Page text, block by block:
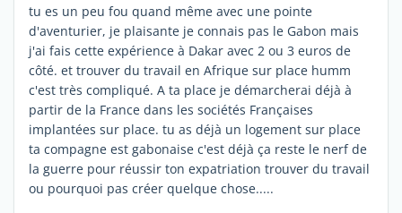
tu es un peu fou quand même avec une pointe
d'aventurier, je plaisante je connais pas le Gabon mais
j'ai fais cette expérience à Dakar avec 2 ou 3 euros de
côté. et trouver du travail en Afrique sur place humm
c'est très compliqué. A ta place je démarcherai déjà à
partir de la France dans les sociétés Françaises
implantées sur place. tu as déjà un logement sur place
ta compagne est gabonaise c'est déjà ça reste le nerf de
la guerre pour réussir ton expatriation trouver du travail
ou pourquoi pas créer quelque chose.....